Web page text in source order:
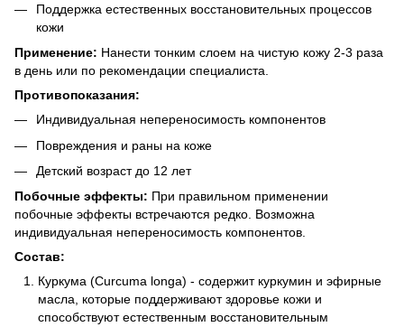
Поддержка естественных восстановительных процессов
кожи
Применение: Нанести тонким слоем на чистую кожу 2-3 раза
в день или по рекомендации специалиста.
Противопоказания:
Индивидуальная непереносимость компонентов
Повреждения и раны на коже
Детский возраст до 12 лет
Побочные эффекты: При правильном применении
побочные эффекты встречаются редко. Возможна
индивидуальная непереносимость компонентов.
Состав:
Куркума (Curcuma longa) - содержит куркумин и эфирные
масла, которые поддерживают здоровье кожи и
способствуют естественным восстановительным